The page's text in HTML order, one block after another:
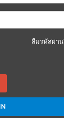
ลืมรหัสผ่าน